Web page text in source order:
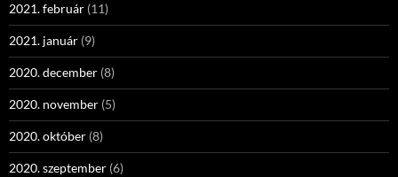
2021. február (11)
2021. január (9)
2020. december (8)
2020. november (5)
2020. október (8)
2020. szeptember (6)